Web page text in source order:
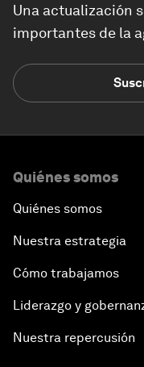
Una actualización
importantes de la
Quiénes somos
Quiénes somos
Nuestra estrategia
Cómo trabajamos
Liderazgo y
Nuestra repercusión